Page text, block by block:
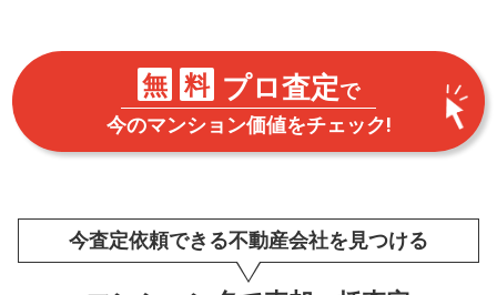
無 料 プロ査定で
今のマンション価値をチェック!
今査定依頼できる不動産会社を見つける